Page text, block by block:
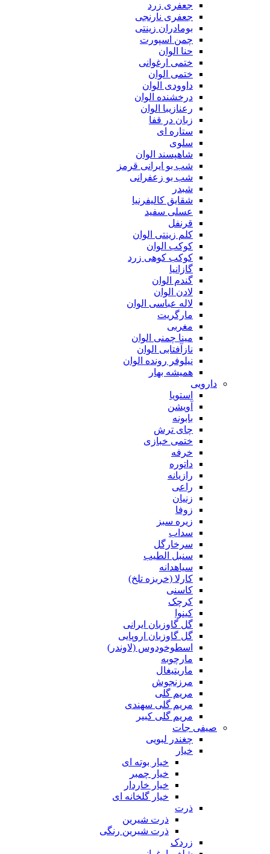
جعفری زرد
جعفری نارنجی
بومادران زینتی
چمن اسپورت
حنا الوان
ختمی ارغوانی
ختمی الوان
داوودی الوان
درخشنده الوان
رعنازیبا الوان
زبان در قفا
ستاره ای
سلوی
شاهپسند الوان
شب بو ایرانی قرمز
شب بو زعفرانی
شبدر
شقایق کالیفرنیا
عسلی سفید
قرنفل
کلم زینتی الوان
کوکب الوان
کوکب کوهی زرد
گازانیا
گندم الوان
لادن الوان
لاله عباسی الوان
مارگریت
مغربی
مینا چمنی الوان
نازآفتابی الوان
نیلوفر رونده الوان
همیشه بهار
دارویی
استویا
آویشن
بابونه
چای ترش
ختمی خبازی
خرفه
داتوره
رازیانه
راعی
زنیان
زوفا
زیره سبز
سداب
سرخارگل
سنبل الطیب
سیاهدانه
کارلا (خربزه تلخ)
کاسنی
کرچک
کینوا
گل گاوزبان ایرانی
گل گاوزبان اروپایی
اسطوخودوس (لاوندر)
مارچوبه
ماریتیغال
مرزنجوش
مریم گلی
مریم گلی سهندی
مریم گلی کبیر
صیفی جات
چغندر لبویی
خیار
خیار بوته ای
خیار چمبر
خیار خاردار
خیار گلخانه ای
ذرت
ذرت شیرین
ذرت شیرین رنگی
زردک